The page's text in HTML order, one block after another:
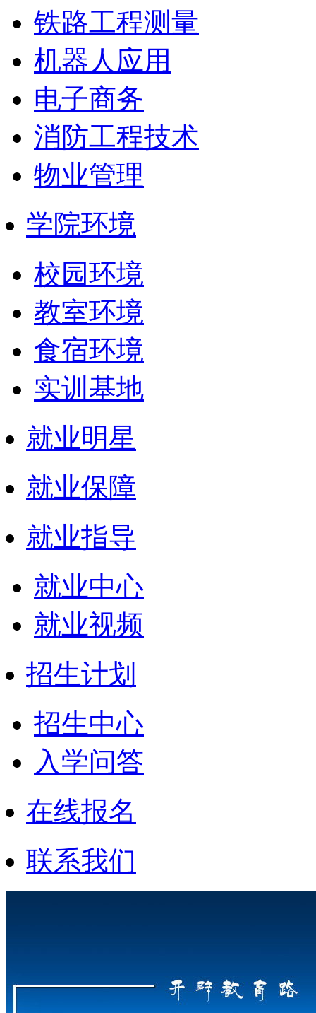
铁路工程测量
机器人应用
电子商务
消防工程技术
物业管理
学院环境
校园环境
教室环境
食宿环境
实训基地
就业明星
就业保障
就业指导
就业中心
就业视频
招生计划
招生中心
入学问答
在线报名
联系我们